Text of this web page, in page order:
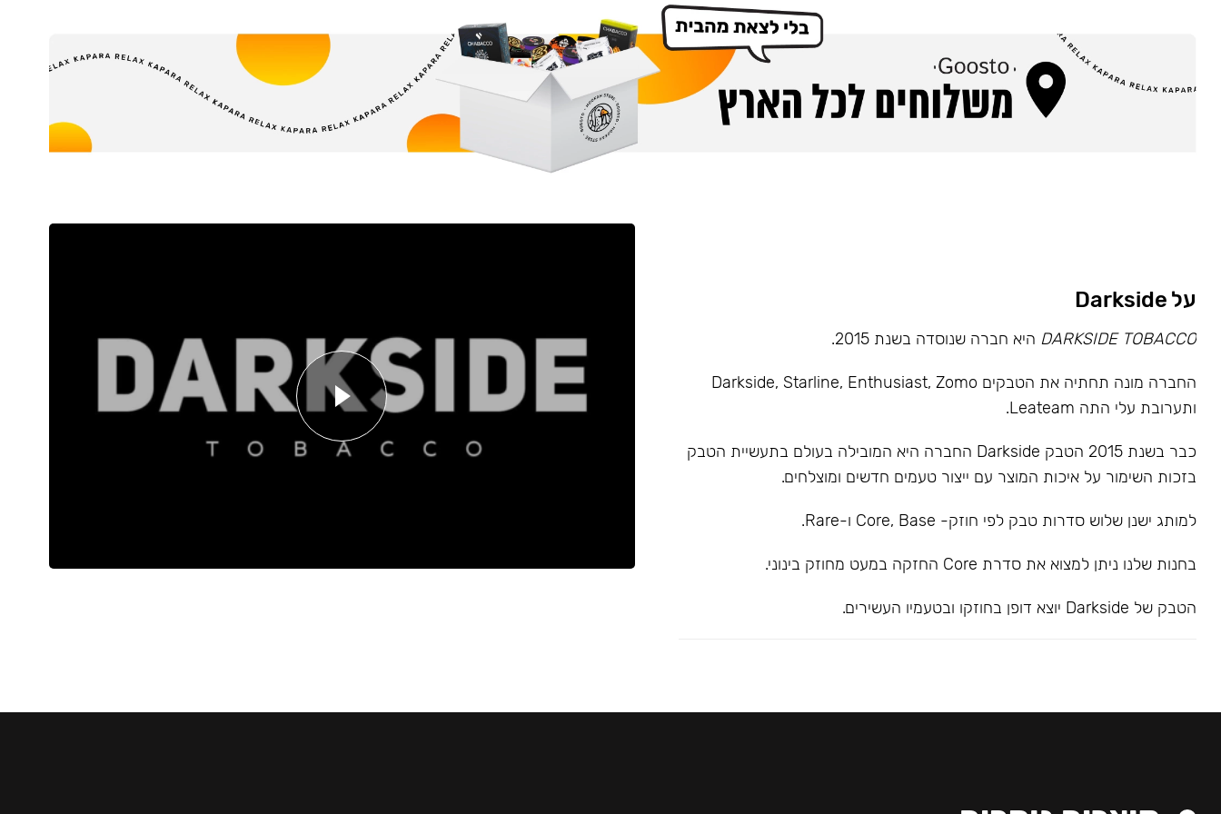
על Darkside
DARKSIDE TOBACCO היא חברה שנוסדה בשנת 2015.
החברה מונה תחתיה את הטבקים Darkside, Starline, Enthusiast, Zomo
ותערובת עלי התה Leateam.
כבר בשנת 2015 הטבק Darkside החברה היא המובילה בעולם בתעשיית הטבק
בזכות השימור על איכות המוצר עם ייצור טעמים חדשים ומוצלחים.
למותג ישנן שלוש סדרות טבק לפי חוזק- Core, Base ו-Rare.
בחנות שלנו ניתן למצוא את סדרת Core החזקה במעט מחוזק בינוני.
הטבק של Darkside יוצא דופן בחוזקו ובטעמיו העשירים.